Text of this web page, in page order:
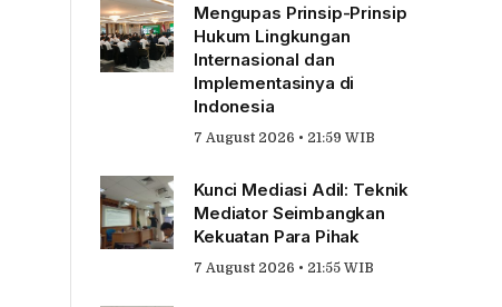
Mengupas Prinsip-Prinsip
Hukum Lingkungan
Internasional dan
Implementasinya di
Indonesia
7 August 2026 • 21:59 WIB
Kunci Mediasi Adil: Teknik
Mediator Seimbangkan
Kekuatan Para Pihak
7 August 2026 • 21:55 WIB